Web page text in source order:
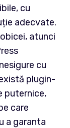
cu
adecvate.
atunci
cu
plugin-
puternice,
care
a garanta